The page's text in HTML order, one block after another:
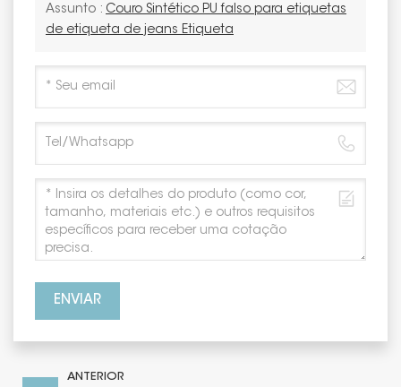
Assunto : Couro Sintético PU falso para etiquetas
de etiqueta de jeans Etiqueta
ENVIAR
ANTERIOR